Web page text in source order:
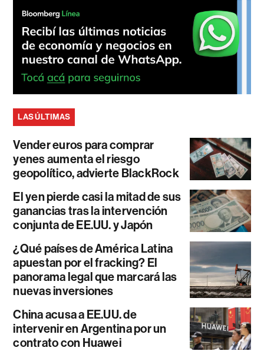
LAS ÚLTIMAS
Vender euros para comprar
yenes aumenta el riesgo
geopolítico, advierte BlackRock
El yen pierde casi la mitad de sus
ganancias tras la intervención
conjunta de EE.UU. y Japón
¿Qué países de América Latina
apuestan por el fracking? El
panorama legal que marcará las
nuevas inversiones
China acusa a EE.UU. de
intervenir en Argentina por un
contrato con Huawei